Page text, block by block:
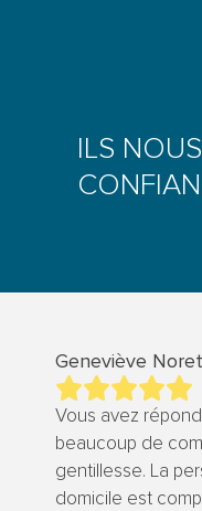
ILS
Geneviève Noret
Vous avez
beaucoup de
gentillesse. La
domicile est